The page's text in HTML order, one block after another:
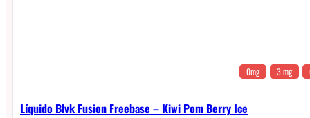
0mg 3 mg
Líquido Blvk Fusion Freebase – Kiwi Pom Berry Ice